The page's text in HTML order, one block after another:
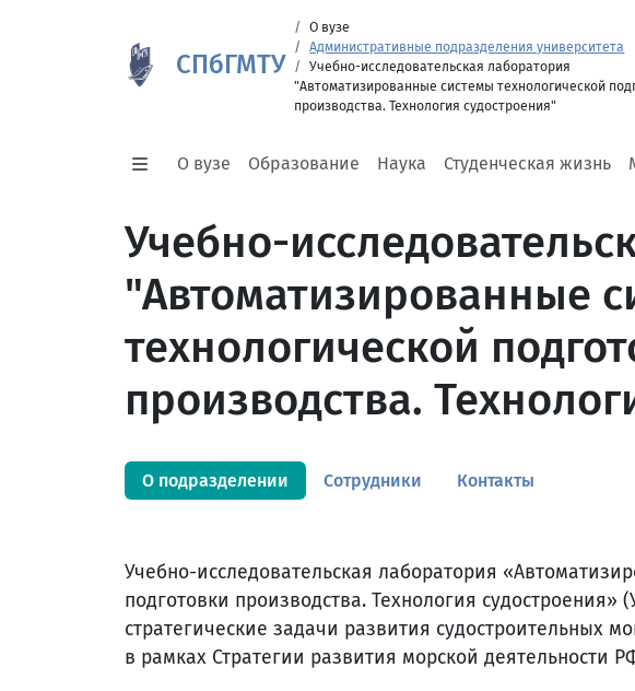
СПбГМТУ
О вузе
Административные подразделения университета
Учебно-исследовательская лаборатория
"Автоматизированные системы технологической
производства. Технология судостроения"
О вузе Образование Наука Студенческая жизнь
Учебно-
"Автоматизированные
технологической
производства.
О подразделении Сотрудники Контакты
Учебно-исследовательская лаборатория
подготовки производства. Технология
стратегические задачи развития судостроительных
в рамках Стратегии развития морской деятельности